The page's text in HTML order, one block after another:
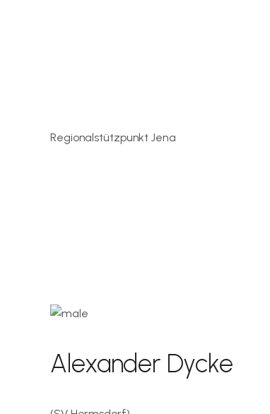
Regionalstützpunkt Jena
Alexander Dycke